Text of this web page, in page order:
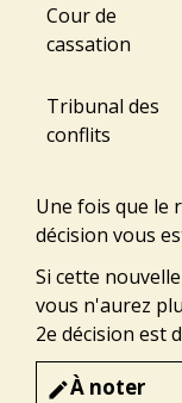
Cour de
cassation
Tribunal des
conflits
Une fois que le
décision vous
Si cette
vous n'aurez
2e décision est
editÀ noter